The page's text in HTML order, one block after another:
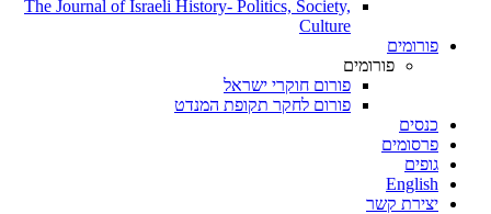
The Journal of Israeli History- Politics, Society,
Culture
פורומים
פורומים
פורום חוקרי ישראל
פורום לחקר תקופת המנדט
כנסים
פרסומים
גופים
English
יצירת קשר